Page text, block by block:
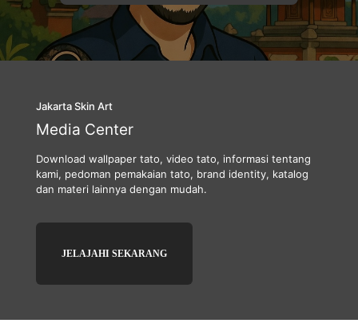
Jakarta Skin Art
Media Center
Download wallpaper tato, video tato, informasi tentang
kami, pedoman pemakaian tato, brand identity, katalog
dan materi lainnya dengan mudah.
JELAJAHI SEKARANG